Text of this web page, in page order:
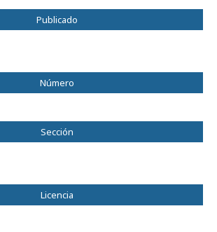
Publicado
Número
Sección
Licencia